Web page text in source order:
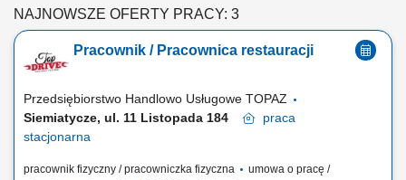
NAJNOWSZE OFERTY PRACY: 3
Pracownik / Pracownica restauracji
Przedsiębiorstwo Handlowo Usługowe TOPAZ
Siemiatycze, ul. 11 Listopada 184
praca
stacjonarna
pracownik fizyczny / pracowniczka fizyczna
umowa o pracę /